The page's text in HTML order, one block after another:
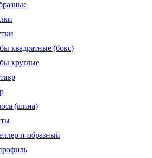
квадратные (бокс)
круглые
(шина)
п-образный